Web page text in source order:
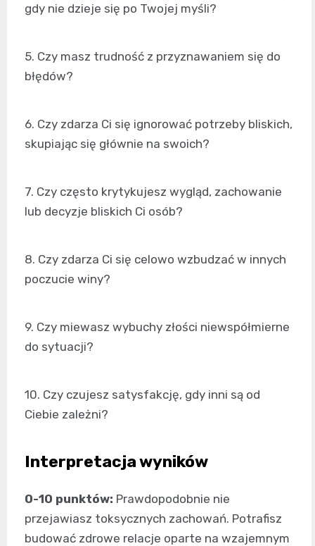
gdy nie dzieje się po Twojej myśli?
5. Czy masz trudność z przyznawaniem się do
błędów?
6. Czy zdarza Ci się ignorować potrzeby bliskich,
skupiając się głównie na swoich?
7. Czy często krytykujesz wygląd, zachowanie
lub decyzje bliskich Ci osób?
8. Czy zdarza Ci się celowo wzbudzać w innych
poczucie winy?
9. Czy miewasz wybuchy złości niewspółmierne
do sytuacji?
10. Czy czujesz satysfakcję, gdy inni są od
Ciebie zależni?
Interpretacja wyników
0-10 punktów: Prawdopodobnie nie
przejawiasz toksycznych zachowań. Potrafisz
budować zdrowe relacje oparte na wzajemnym